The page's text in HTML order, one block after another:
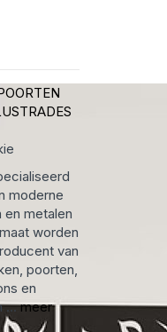
moderne
metalen
worden
van
poorten,
en
...meer